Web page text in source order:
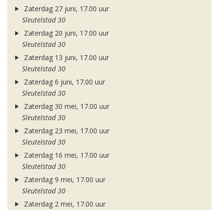
Zaterdag 27 juni, 17.00 uur
Sleutelstad 30
Zaterdag 20 juni, 17.00 uur
Sleutelstad 30
Zaterdag 13 juni, 17.00 uur
Sleutelstad 30
Zaterdag 6 juni, 17.00 uur
Sleutelstad 30
Zaterdag 30 mei, 17.00 uur
Sleutelstad 30
Zaterdag 23 mei, 17.00 uur
Sleutelstad 30
Zaterdag 16 mei, 17.00 uur
Sleutelstad 30
Zaterdag 9 mei, 17.00 uur
Sleutelstad 30
Zaterdag 2 mei, 17.00 uur